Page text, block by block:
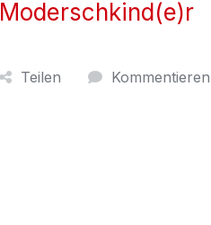
Moderschkind(e)r
Teilen Kommentieren